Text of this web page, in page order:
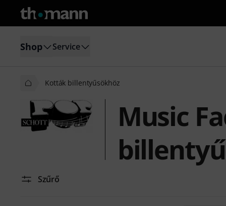
Shop Service
Kották billentyűsökhöz
Music
Szűrő